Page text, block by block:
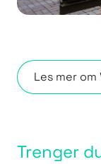
Les mer
Trenger